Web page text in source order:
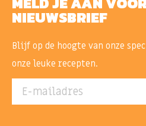
NIEUWSBRIEF
Blijf op de hoogte van onze
onze leuke recepten.
E-mailadres